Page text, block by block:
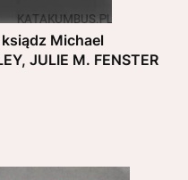
Michael
JULIE M. FENSTER